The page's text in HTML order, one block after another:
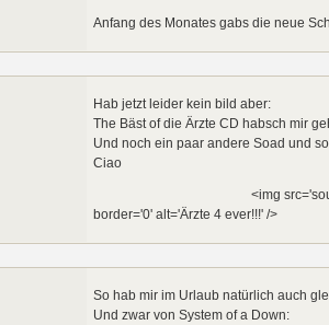
Anfang des Monates gabs die neue
Hab jetzt leider kein bild aber:
The Bäst of die Ärzte CD habsch mir
Und noch ein paar andere Soad und
Ciao
<img src='sources/mods/
border='0' alt='Ärzte 4 ever!!!' />
So hab mir im Urlaub natürlich auch
Und zwar von System of a Down: